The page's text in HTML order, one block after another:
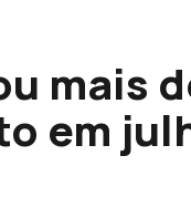
mais
em